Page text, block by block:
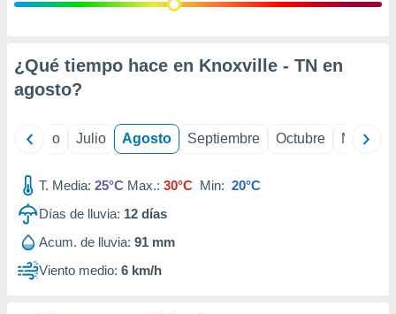
e
mediante
publicidad
de
1199
¿Qué tiempo hace en Knoxville - TN en
agosto?
Junio Julio Agosto Septiembre Octubre
T. Media: 25°C Max.: 30°C Min: 20°C
Días de lluvia: 12 días
Acum. de lluvia: 91 mm
Viento medio: 6 km/h